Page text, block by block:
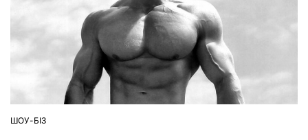
ОПУБЛІКУВАТИ
ШОУ-БІЗ